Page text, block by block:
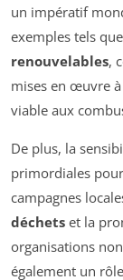
un impératif
exemples tels
renouvelables,
mises en œuvre
viable aux
De plus, la
primordiales
campagnes
déchets et la
organisations
également un